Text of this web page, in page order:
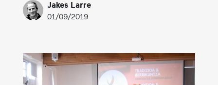
Jakes Larre
01/09/2019